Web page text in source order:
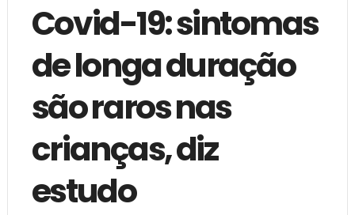
Covid-19: sintomas
de longa duração
são raros nas
crianças, diz
estudo